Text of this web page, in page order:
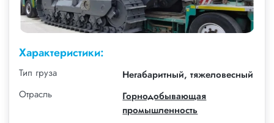
Характеристики:
Тип груза
Негабаритный, тяжеловесный
Отрасль
Горнодобывающая
промышленность